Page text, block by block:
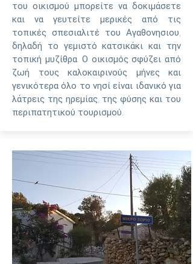
του οικισμού μπορείτε να δοκιμάσετε
και να γευτείτε μερικές από τις
τοπικές σπεσιαλιτέ του Αγαθονησιου,
δηλαδή το γεμιστό κατσικάκι και την
τοπική μυζίθρα. Ο οικισμός σφύζει από
ζωή τους καλοκαιρινούς μήνες και
γενικότερα όλο το νησί είναι ιδανικό για
λάτρεις της ηρεμίας, της φύσης και του
περιπατητικού τουρισμού.